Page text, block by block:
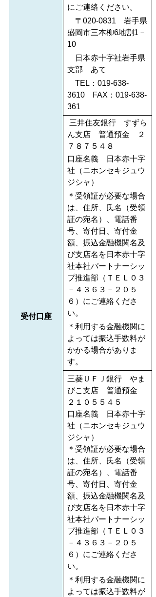
受付口座
にご連絡ください。
〒020‐0831 岩手県
盛岡市三本柳6地割1－
10
日本赤十字社岩手県
支部 あて
TEL：019‐638-
3610 FAX：019‐638‐
361
三井住友銀行 すずら
ん支店 普通預金 ２
７８７５４８
口座名義 日本赤十字
社（ニホンセキジュウ
ジシャ）
＊受領証が必要な場合
は、住所、氏名（受領
証の宛名）、電話番
号、寄付日、寄付金
額、振込金融機関名及
び支店名を日本赤十字
社本社パートナーシッ
プ推進部（ＴＥＬ０３
－４３６３－２０５
６）にご連絡くださ
い。
＊利用する金融機関に
よっては振込手数料が
かかる場合がありま
す。
三菱ＵＦＪ銀行 やま
びこ支店 普通預金
２１０５５４５
口座名義 日本赤十字
社（ニホンセキジュウ
ジシャ）
＊受領証が必要な場合
は、住所、氏名（受領
証の宛名）、電話番
号、寄付日、寄付金
額、振込金融機関名及
び支店名を日本赤十字
社本社パートナーシッ
プ推進部（ＴＥＬ０３
－４３６３－２０５
６）にご連絡くださ
い。
＊利用する金融機関に
よっては振込手数料が